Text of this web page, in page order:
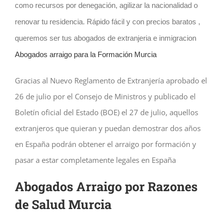
como recursos por denegación, agilizar la nacionalidad o
renovar tu residencia. Rápido fácil y con precios baratos ,
queremos ser tus abogados de extranjeria e inmigracion
Abogados arraigo para la Formación Murcia
Gracias al Nuevo Reglamento de Extranjería aprobado el
26 de julio por el Consejo de Ministros y publicado el
Boletín oficial del Estado (BOE) el 27 de julio, aquellos
extranjeros que quieran y puedan demostrar dos años
en España podrán obtener el arraigo por formación y
pasar a estar completamente legales en España
Abogados Arraigo por Razones
de Salud Murcia